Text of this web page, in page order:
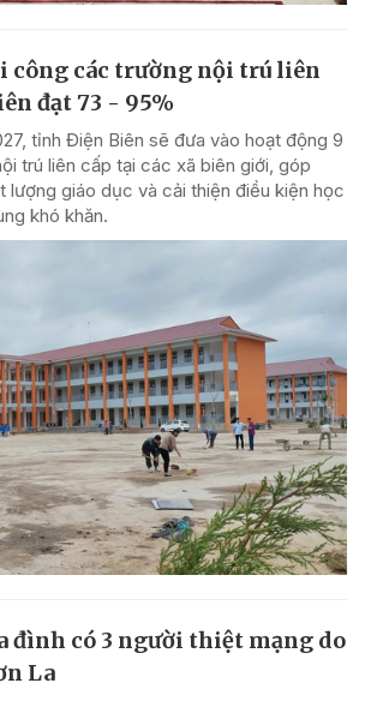
công các trường nội trú liên
đạt 73 - 95%
tỉnh Điện Biên sẽ đưa vào hoạt động 9
trú liên cấp tại các xã biên giới, góp
lượng giáo dục và cải thiện điều kiện học
khó khăn.
đình có 3 người thiệt mạng do
La